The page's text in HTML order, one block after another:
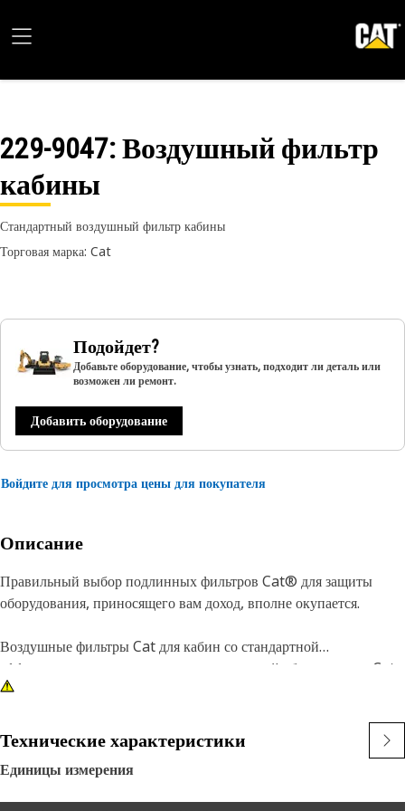
229-9047: Воздушный фильтр
кабины
Стандартный воздушный фильтр кабины
Торговая марка: Cat
Подойдет?
Добавьте оборудование, чтобы узнать, подходит ли деталь или
возможен ли ремонт.
Добавить оборудование
Войдите для просмотра цены для покупателя
Описание
Правильный выбор подлинных фильтров Cat® для защиты
оборудования, приносящего вам доход, вполне окупается.
Воздушные фильтры Cat для кабин со стандартной
эффективностью доступны для всех моделей оборудования Cat
и рекомендуются для нормальной фильтрации. Наши
стандартной эффективностью, предотвращают попадание грязи,
сажи, песка и других загрязнений в кабину, обеспечивая более
здоровую и комфортную рабочую среду.
Технические характеристики
Единицы измерения